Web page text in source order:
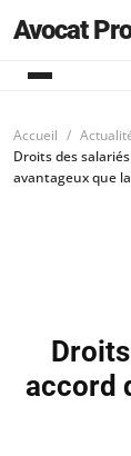
Avocat
Accueil
Droits des
avantageux que
accord